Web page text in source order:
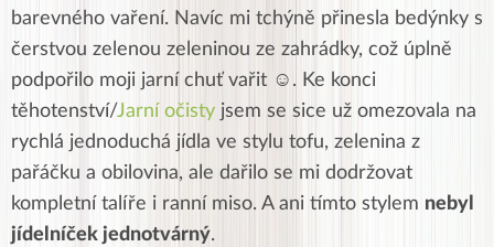
barevného vaření. Navíc mi tchýně přinesla bedýnky s
čerstvou zelenou zeleninou ze zahrádky, což úplně
podpořilo moji jarní chuť vařit ☺. Ke konci
těhotenství/Jarní očisty jsem se sice už omezovala na
rychlá jednoduchá jídla ve stylu tofu, zelenina z
pařáčku a obilovina, ale dařilo se mi dodržovat
kompletní talíře i ranní miso. A ani tímto stylem nebyl
jídelníček jednotvárný.